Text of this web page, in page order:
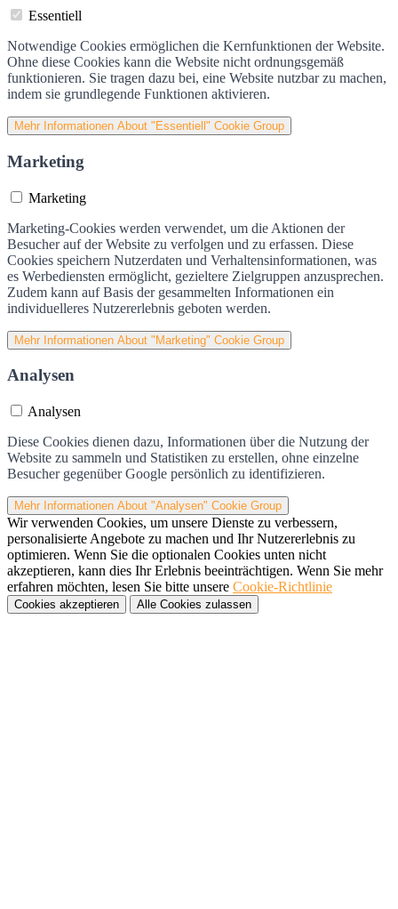
Essentiell
Notwendige Cookies ermöglichen die Kernfunktionen der Website.
Ohne diese Cookies kann die Website nicht ordnungsgemäß
funktionieren. Sie tragen dazu bei, eine Website nutzbar zu machen,
indem sie grundlegende Funktionen aktivieren.
Mehr Informationen About "Essentiell" Cookie Group
Marketing
Marketing
Marketing-Cookies werden verwendet, um die Aktionen der
Besucher auf der Website zu verfolgen und zu erfassen. Diese
Cookies speichern Nutzerdaten und Verhaltensinformationen, was
es Werbediensten ermöglicht, gezieltere Zielgruppen anzusprechen.
Zudem kann auf Basis der gesammelten Informationen ein
individuelleres Nutzererlebnis geboten werden.
Mehr Informationen About "Marketing" Cookie Group
Analysen
Analysen
Diese Cookies dienen dazu, Informationen über die Nutzung der
Website zu sammeln und Statistiken zu erstellen, ohne einzelne
Besucher gegenüber Google persönlich zu identifizieren.
Mehr Informationen About "Analysen" Cookie Group
Wir verwenden Cookies, um unsere Dienste zu verbessern,
personalisierte Angebote zu machen und Ihr Nutzererlebnis zu
optimieren. Wenn Sie die optionalen Cookies unten nicht
akzeptieren, kann dies Ihr Erlebnis beeinträchtigen. Wenn Sie mehr
erfahren möchten, lesen Sie bitte unsere Cookie-Richtlinie
Cookies akzeptieren Alle Cookies zulassen